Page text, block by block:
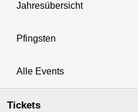
Jahresübersicht
Pfingsten
Alle Events
Tickets